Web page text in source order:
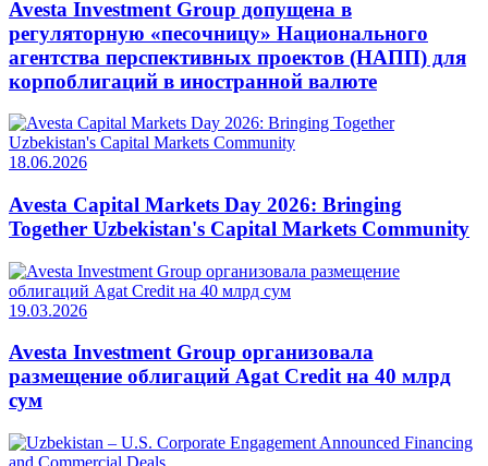
Avesta Investment Group допущена в
регуляторную «песочницу» Национального
агентства перспективных проектов (НАПП) для
корпоблигаций в иностранной валюте
18.06.2026
Avesta Capital Markets Day 2026: Bringing
Together Uzbekistan's Capital Markets Community
19.03.2026
Avesta Investment Group организовала
размещение облигаций Agat Credit на 40 млрд
сум